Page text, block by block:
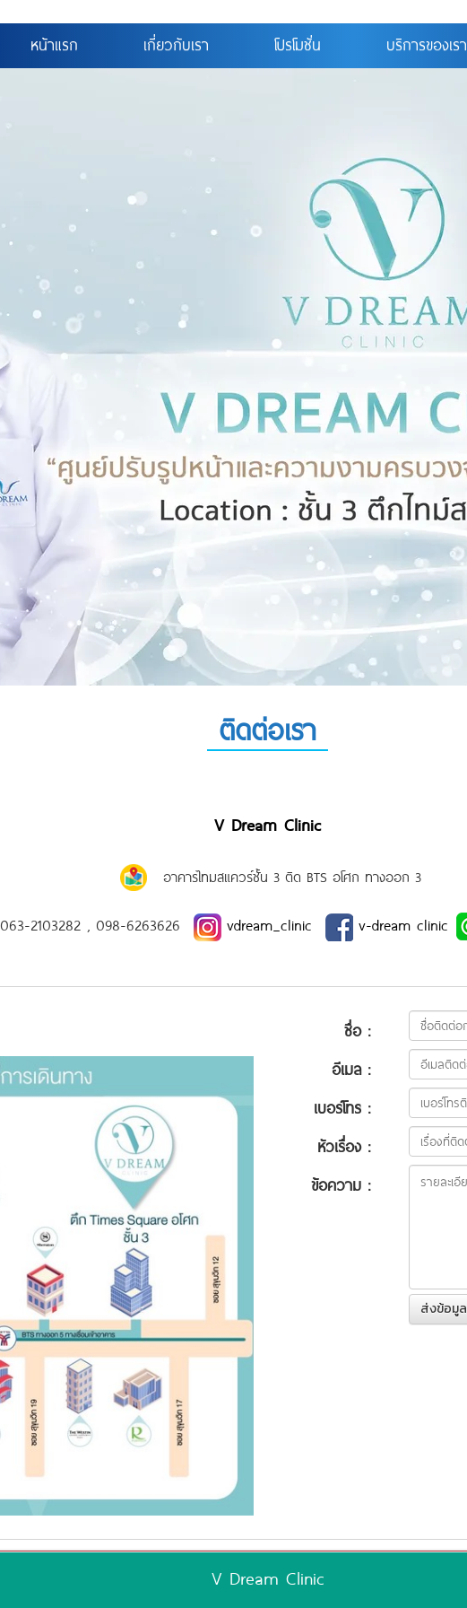
หน้าแรก เกี่ยวกับเรา โปรโมชั่น บริการของเรา
ติดต่อเรา
V Dream Clinic
อาคารไทมสแควร์ชั้น 3 ติด BTS อโศก ทางออก 3
063-2103282 , 098-6263626 vdream_clinic v-dream clinic
ชื่อ :
อีเมล :
เบอร์โทร :
หัวเรื่อง :
ข้อความ :
ส่งข้อมูล
V Dream Clinic